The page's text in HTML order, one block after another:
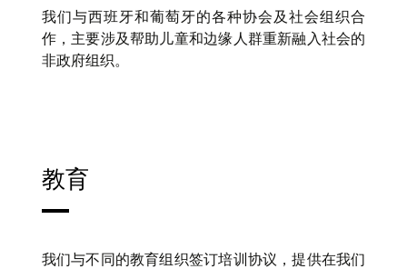
我们与西班牙和葡萄牙的各种协会及社会组织合
作，主要涉及帮助儿童和边缘人群重新融入社会的
非政府组织。
教育
我们与不同的教育组织签订培训协议，提供在我们